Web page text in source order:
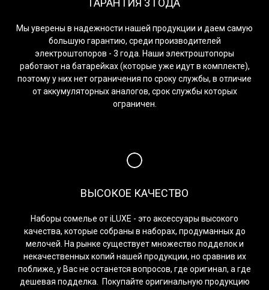
ГАРАНТИЯ 3 ГОДА
Мы уверены в надежности нашей продукции и даем самую
большую гарантию, среди производителей
электроштопоров - 3 года. Наши электроштопоры
работают на батарейках (которые уже идут в комплекте),
поэтому у них нет ограничения по сроку службы, в отличие
от аккумуляторных аналогов, срок службы которых
ограничен.
ВЫСОКОЕ КАЧЕСТВО
Наборы сомелье от iLUXE - это аксессуары высокого
качества, которые собраны в наборах, продуманных до
мелочей. На рынке существует множество подделок и
некачественных копий нашей продукции, но сравнив их
поближе, у Вас не останется вопросов, где оригинал, а где
дешевая подделка. Покупайте оригинальную продукцию